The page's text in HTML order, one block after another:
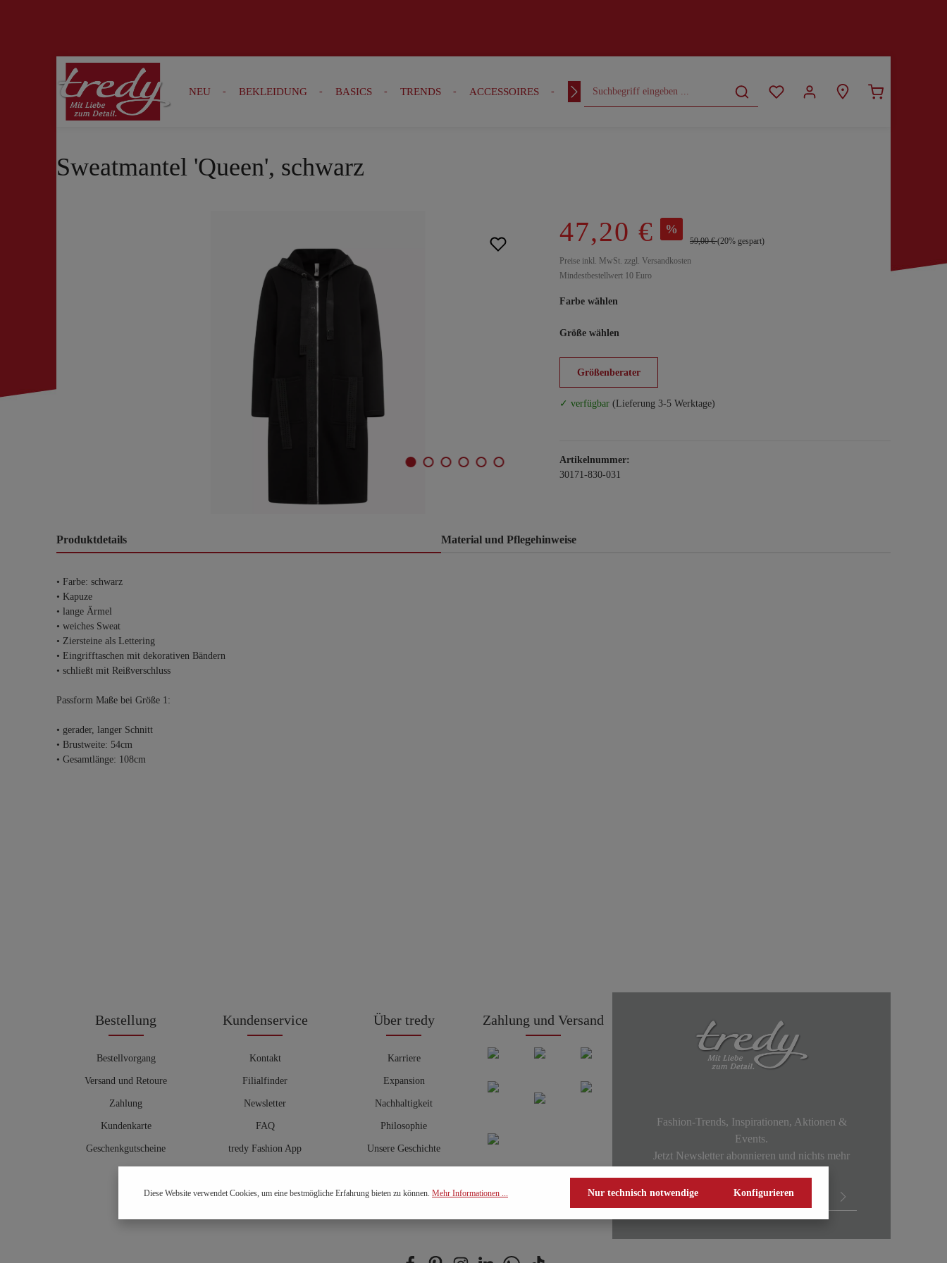
Zur Suche springen Zur Hauptnavigation springen
NEU BEKLEIDUNG BASICS TRENDS ACCESSOIRES OUTFITS CURVY
Sweatmantel 'Queen', schwarz
47,20 € %
59,00 €(20% gespart)
Preise inkl. MwSt. zzgl. Versandkosten
Mindestbestellwert 10 Euro
Farbe wählen
Größe wählen
Größenberater
✓ verfügbar (Lieferung 3-5 Werktage)
Artikelnummer:
30171-830-031
Produktdetails Material und Pflegehinweise
• Farbe: schwarz
• Kapuze
• lange Ärmel
• weiches Sweat
• Ziersteine als Lettering
• Eingrifftaschen mit dekorativen Bändern
• schließt mit Reißverschluss
Passform Maße bei Größe 1:
• gerader, langer Schnitt
• Brustweite: 54cm
• Gesamtlänge: 108cm
Bestellung
Bestellvorgang
Versand und Retoure
Zahlung
Kundenkarte
Geschenkgutscheine
Kundenservice
Kontakt
Filialfinder
Newsletter
FAQ
tredy Fashion App
Hosenberater
Über tredy
Karriere
Expansion
Nachhaltigkeit
Philosophie
Unsere Geschichte
Zahlung und Versand
Fashion-Trends, Inspirationen, Aktionen &
Events.
Jetzt Newsletter abonnieren und nichts mehr
Diese Website verwendet Cookies, um eine bestmögliche Erfahrung bieten zu können. Mehr Informationen ... Nur technisch notwendige Konfigurieren